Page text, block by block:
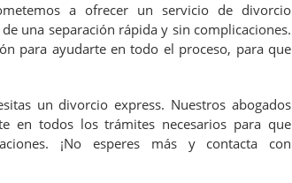
a ofrecer un servicio de divorcio
una separación rápida y sin complicaciones.
para ayudarte en todo el proceso, para que
un divorcio express. Nuestros abogados
en todos los trámites necesarios para que
¡No esperes más y contacta con